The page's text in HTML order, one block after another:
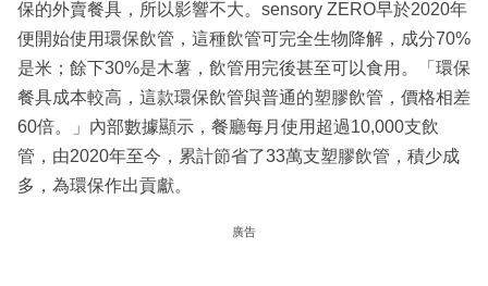
保的外賣餐具，所以影響不大。sensory ZERO早於2020年
便開始使用環保飲管，這種飲管可完全生物降解，成分70%
是米；餘下30%是木薯，飲管用完後甚至可以食用。「環保
餐具成本較高，這款環保飲管與普通的塑膠飲管，價格相差
60倍。」內部數據顯示，餐廳每月使用超過10,000支飲
管，由2020年至今，累計節省了33萬支塑膠飲管，積少成
多，為環保作出貢獻。
廣告